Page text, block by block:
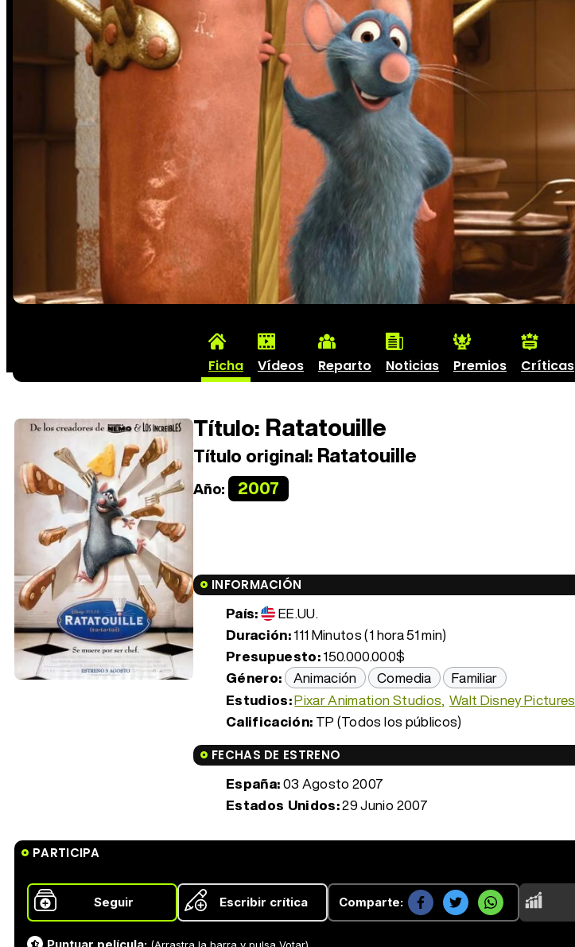
Ficha Vídeos Reparto Noticias Premios Críticas
Título: Ratatouille
Título original: Ratatouille
Año: 2007
INFORMACIÓN
País:
EE.UU.
Duración:111 Minutos (1 hora 51 min)
Presupuesto:150.000.000$
Género: Animación Comedia
Familiar
Estudios:Pixar Animation Studios Walt Disney Pictures
Calificación: TP (Todos los públicos)
FECHAS DE ESTRENO
España:03 Agosto 2007
Estados Unidos:29 Junio 2007
PARTICIPA
Seguir Escribir crítica Comparte: